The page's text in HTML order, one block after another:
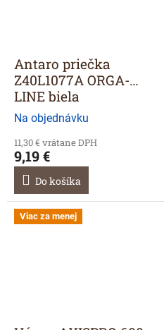
Antaro priečka
Z40L1077A ORGA-
LINE biela
Na objednávku
11,30 € vrátane DPH
9,19 €
Do košíka
Viac za menej